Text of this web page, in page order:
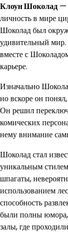
Клоун Шоколад —
личность в мире
Шоколад был
удивительный
вместе с
карьере.
Изначально
но вскоре он
Он решил
комических
нему внимание
Шоколад стал
уникальным
шпагаты,
использованием
способность
были полны юмора,
залы, где